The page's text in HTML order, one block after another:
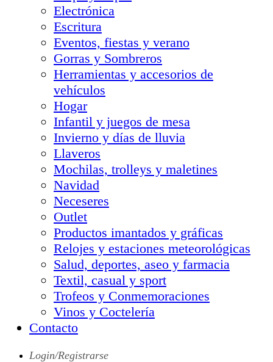
Electrónica
Escritura
Eventos, fiestas y verano
Gorras y Sombreros
Herramientas y accesorios de
vehículos
Hogar
Infantil y juegos de mesa
Invierno y días de lluvia
Llaveros
Mochilas, trolleys y maletines
Navidad
Neceseres
Outlet
Productos imantados y gráficas
Relojes y estaciones meteorológicas
Salud, deportes, aseo y farmacia
Textil, casual y sport
Trofeos y Conmemoraciones
Vinos y Coctelería
Contacto
Login/Registrarse